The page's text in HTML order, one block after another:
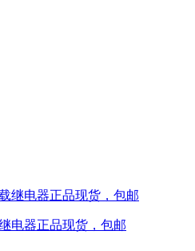
电器正品现货，包邮